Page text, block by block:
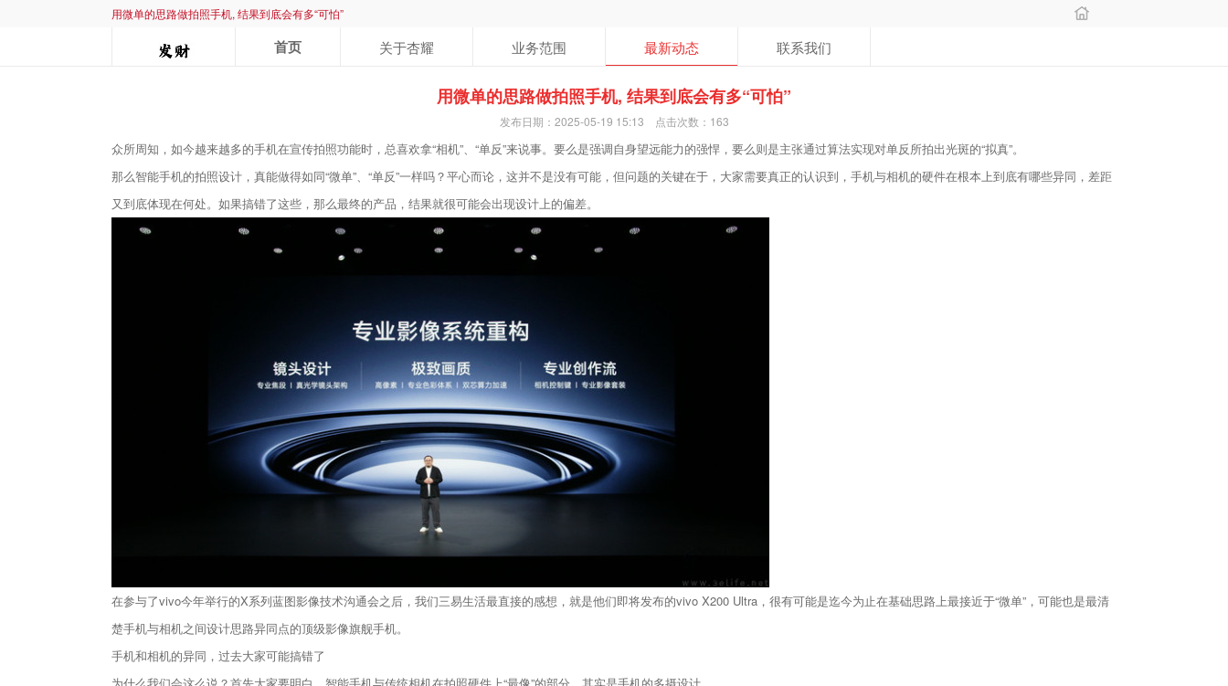
用微单的思路做拍照手机, 结果到底会有多“可怕”
首页 关于杏耀 业务范围 最新动态 联系我们
用微单的思路做拍照手机, 结果到底会有多“可怕”
发布日期：2025-05-19 15:13 点击次数：163
众所周知，如今越来越多的手机在宣传拍照功能时，总喜欢拿“相机”、“单反”来说事。要么是强调自身望远能力的强悍，要么则是主张通过算法实现对单反所拍出光斑的“拟真”。
那么智能手机的拍照设计，真能做得如同“微单”、“单反”一样吗？平心而论，这并不是没有可能，但问题的关键在于，大家需要真正的认识到，手机与相机的硬件在根本上到底有哪些异同，差距
又到底体现在何处。如果搞错了这些，那么最终的产品，结果就很可能会出现设计上的偏差。
在参与了vivo今年举行的X系列蓝图影像技术沟通会之后，我们三易生活最直接的感想，就是他们即将发布的vivo X200 Ultra，很有可能是迄今为止在基础思路上最接近于“微单”，可能也是最清
楚手机与相机之间设计思路异同点的顶级影像旗舰手机。
手机和相机的异同，过去大家可能搞错了